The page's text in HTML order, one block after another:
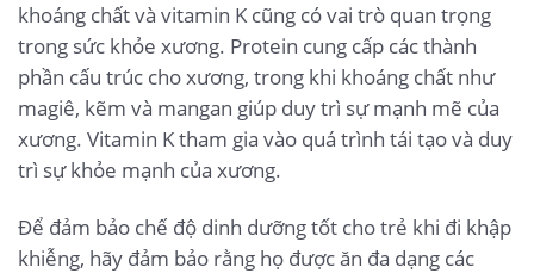
khoáng chất và vitamin K cũng có vai trò quan trọng
trong sức khỏe xương. Protein cung cấp các thành
phần cấu trúc cho xương, trong khi khoáng chất như
magiê, kẽm và mangan giúp duy trì sự mạnh mẽ của
xương. Vitamin K tham gia vào quá trình tái tạo và duy
trì sự khỏe mạnh của xương.
Để đảm bảo chế độ dinh dưỡng tốt cho trẻ khi đi khập
khiễng, hãy đảm bảo rằng họ được ăn đa dạng các